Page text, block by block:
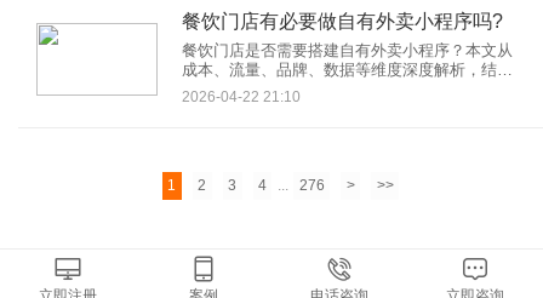
如何让两者不再割裂？餐饮SaaS系统正成为连接
两者的关键桥梁。
餐饮门店有必要做自有外卖小程序吗?
餐饮门店是否需要搭建自有外卖小程序？本文从
成本、流量、品牌、数据等维度深度解析，结合
真实案例与行业趋势，为餐饮商家提供决策参
2026-04-22 21:10
1 2 3 4 ... 276 > >>